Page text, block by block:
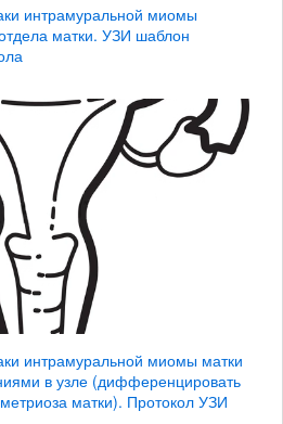
интрамуральной миомы
матки. УЗИ шаблон
интрамуральной миомы матки
в узле (дифференцировать
матки). Протокол УЗИ